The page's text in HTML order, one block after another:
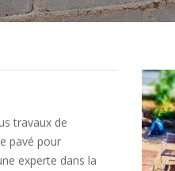
travaux de
pavé pour
experte dans la